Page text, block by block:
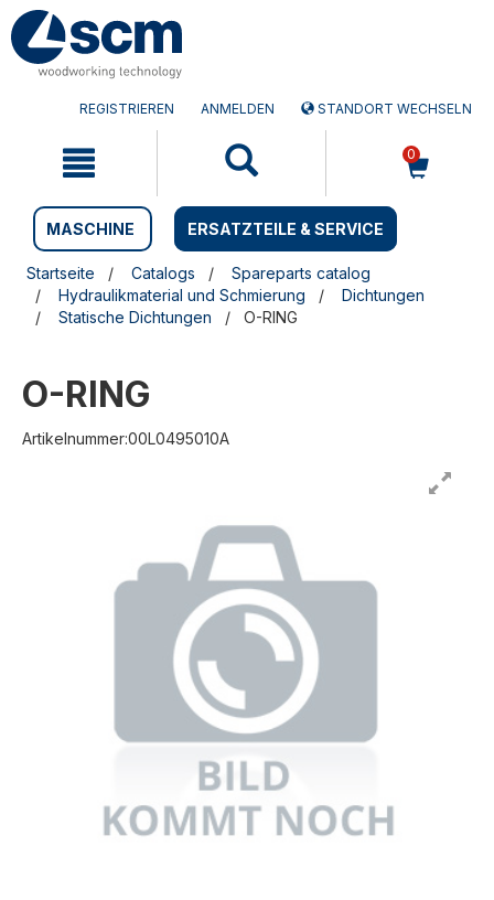
Zum
Inhalt
springen
Zum
Navigationsmen�
springen
REGISTRIEREN ANMELDEN STANDORT WECHSELN
0
MASCHINE ERSATZTEILE & SERVICE
Startseite Catalogs
Spareparts catalog
Hydraulikmaterial und Schmierung
Dichtungen
Statische Dichtungen
O-RING
O-RING
Artikelnummer:00L0495010A